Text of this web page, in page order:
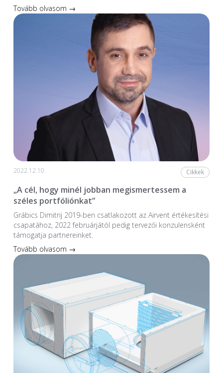
Tovább olvasom →
2022.12.10. Cikkek
„A cél, hogy minél jobban megismertessem a
széles portfóliónkat”
Grábics Dimitrij 2019-ben csatlakozott az Airvent értékesítési
csapatához, 2022 februárjától pedig tervezői konzulensként
támogatja partnereinket.
Tovább olvasom →